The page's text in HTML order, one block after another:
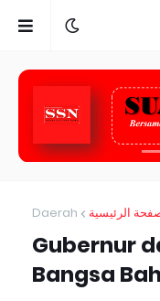
الرئيسية Daerah
Gubernur
Bangsa